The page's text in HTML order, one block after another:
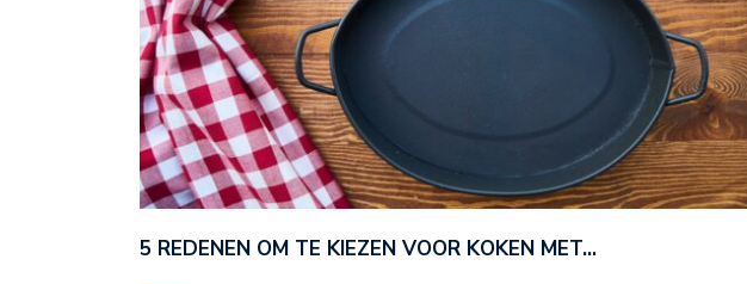
5 REDENEN OM TE KIEZEN VOOR KOKEN MET…